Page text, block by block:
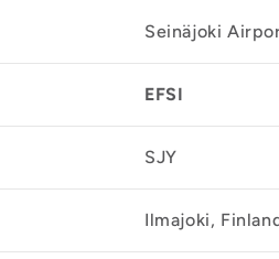
Seinäjoki
EFSI
SJY
Ilmajoki,